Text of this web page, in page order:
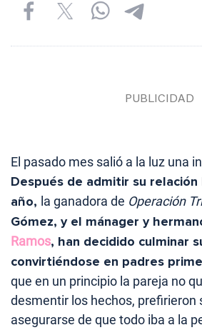
El pasado mes salió a la luz una
Después de admitir su
año, la ganadora de Operación
Gómez, y el mánager y
Ramos, han decidido culminar
convirtiéndose en padres
que en un principio la pareja no
desmentir los hechos, prefirieron
asegurarse de que todo iba a la